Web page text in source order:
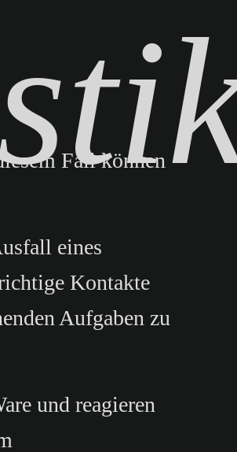
Fall können
eines
Kontakte
Aufgaben zu
und reagieren